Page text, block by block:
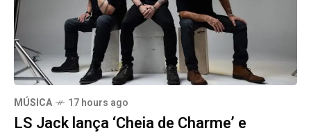
MÚSICA 17 hours ago
LS Jack lança ‘Cheia de Charme’ e